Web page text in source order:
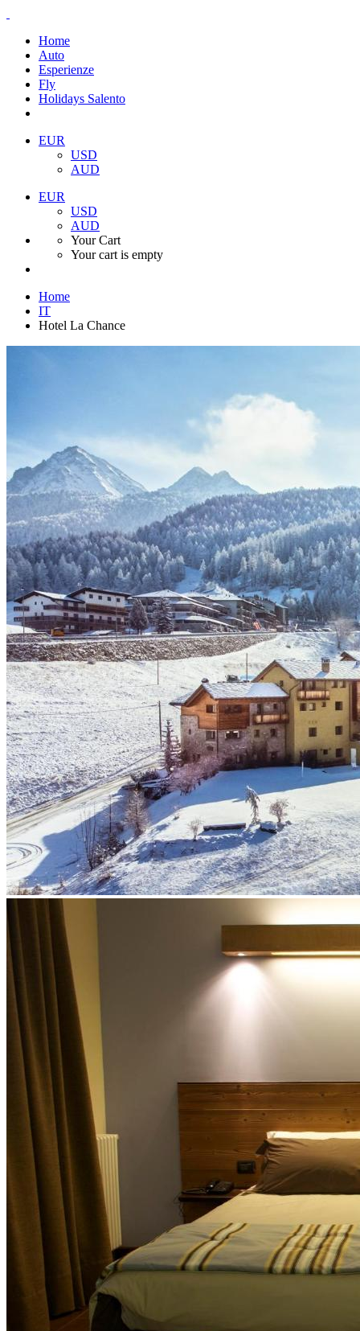
Home
Auto
Esperienze
Fly
Holidays Salento
EUR
USD
AUD
EUR
USD
AUD
Your Cart
Your cart is empty
Home
IT
Hotel La Chance